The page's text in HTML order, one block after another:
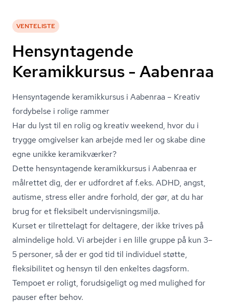
VENTELISTE
Hensyntagende
Keramikkursus - Aabenraa
Hensyntagende keramikkursus i Aabenraa – Kreativ
fordybelse i rolige rammer
Har du lyst til en rolig og kreativ weekend, hvor du i
trygge omgivelser kan arbejde med ler og skabe dine
egne unikke keramikværker?
Dette hensyntagende keramikkursus i Aabenraa er
målrettet dig, der er udfordret af f.eks. ADHD, angst,
autisme, stress eller andre forhold, der gør, at du har
brug for et fleksibelt un­der­vis­nings­mil­jø.
Kurset er tilrettelagt for deltagere, der ikke trives på
almindelige hold. Vi arbejder i en lille gruppe på kun 3–
5 personer, så der er god tid til individuel støtte,
fleksibilitet og hensyn til den enkeltes dagsform.
Tempoet er roligt, forudsigeligt og med mulighed for
pauser efter behov.